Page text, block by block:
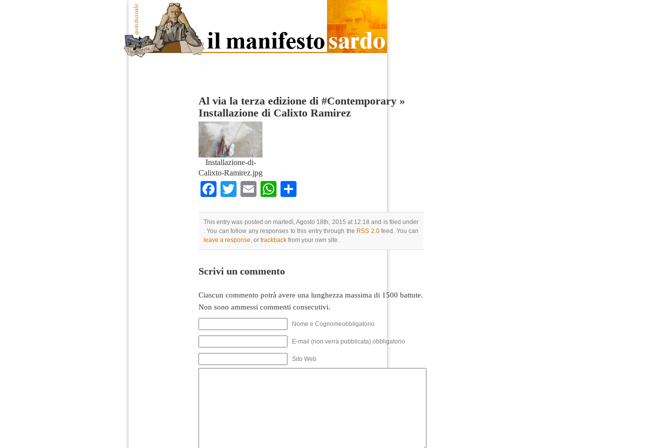
Al via la terza edizione di #Contemporary »
Installazione di Calixto Ramirez
Installazione-di-
Calixto-Ramirez.jpg
Facebook
TwitterEmailWhatsApp
This entry was posted on martedì, Agosto 18th, 2015 at 12:18 and is filed under
. You can follow any responses to this entry through the RSS 2.0feed. You can
leave a response, or trackback from your own site.
Scrivi un commento
Ciascun commento potrà avere una lunghezza massima di 1500 battute.
Non sono ammessi commenti consecutivi.
Nome e Cognomeobbligatorio
E-mail (non verrà pubblicata) obbligatorio
Sito Web